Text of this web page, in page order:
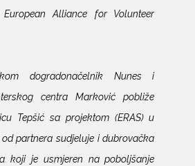
Alliance for Volunteer
dogradonačelnik Nunes i
centra Marković pobliže
Tepšić sa projektom (ERAS) u
partnera sudjeluje i dubrovačka
koji je usmjeren na poboljšanje